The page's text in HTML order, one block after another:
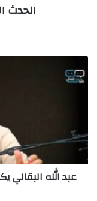
الحدث
الله
في
ملف
الصحفي
"حميدعبد الله